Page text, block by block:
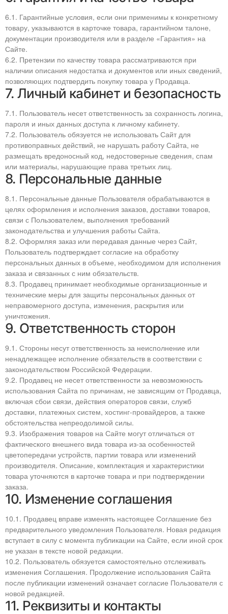
6.1. Гарантийные условия, если они применимы к конкретному
товару, указываются в карточке товара, гарантийном талоне,
документации производителя или в разделе «Гарантия» на
Сайте.
6.2. Претензии по качеству товара рассматриваются при
наличии описания недостатка и документов или иных сведений,
позволяющих подтвердить покупку товара у Продавца.
7. Личный кабинет и безопасность
7.1. Пользователь несет ответственность за сохранность логина,
пароля и иных данных доступа к личному кабинету.
7.2. Пользователь обязуется не использовать Сайт для
противоправных действий, не нарушать работу Сайта, не
размещать вредоносный код, недостоверные сведения, спам
или материалы, нарушающие права третьих лиц.
8. Персональные данные
8.1. Персональные данные Пользователя обрабатываются в
целях оформления и исполнения заказов, доставки товаров,
связи с Пользователем, выполнения требований
законодательства и улучшения работы Сайта.
8.2. Оформляя заказ или передавая данные через Сайт,
Пользователь подтверждает согласие на обработку
персональных данных в объеме, необходимом для исполнения
заказа и связанных с ним обязательств.
8.3. Продавец принимает необходимые организационные и
технические меры для защиты персональных данных от
неправомерного доступа, изменения, раскрытия или
уничтожения.
9. Ответственность сторон
9.1. Стороны несут ответственность за неисполнение или
ненадлежащее исполнение обязательств в соответствии с
законодательством Российской Федерации.
9.2. Продавец не несет ответственности за невозможность
использования Сайта по причинам, не зависящим от Продавца,
включая сбои связи, действия операторов связи, служб
доставки, платежных систем, хостинг-провайдеров, а также
обстоятельства непреодолимой силы.
9.3. Изображения товаров на Сайте могут отличаться от
фактического внешнего вида товара из-за особенностей
цветопередачи устройств, партии товара или изменений
производителя. Описание, комплектация и характеристики
товара уточняются в карточке товара и при подтверждении
заказа.
10. Изменение соглашения
10.1. Продавец вправе изменять настоящее Соглашение без
предварительного уведомления Пользователя. Новая редакция
вступает в силу с момента публикации на Сайте, если иной срок
не указан в тексте новой редакции.
10.2. Пользователь обязуется самостоятельно отслеживать
изменения Соглашения. Продолжение использования Сайта
после публикации изменений означает согласие Пользователя с
новой редакцией.
11. Реквизиты и контакты